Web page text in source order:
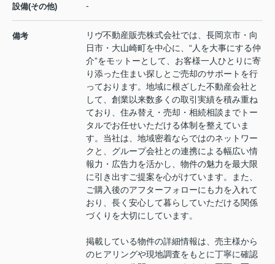
設備(その他) -
備考
リヴ不動産販売株式会社では、長岡京市・向
日市・大山崎町を中心に、“人を大事にする仲
介”をモットーとして、お客様一人ひとりに寄
り添った住まい探しとご売却のサポートを行
っております。地域に根ざした不動産会社と
して、創業以来数多くの取引実績を積み重ね
ており、住み替え・売却・相続相談までトー
タルでお任せいただける体制を整えていま
す。当社は、地域密着ならではのネットワー
クと、グループ会社との連携による幅広い情
報力・広告力を活かし、物件の魅力を最大限
に引き出すご提案を心がけています。また、
ご購入後のアフターフォローにも力を入れて
おり、長く安心して暮らしていただける関係
づくりを大切にしています。
掲載している物件の詳細情報は、売主様から
のヒアリングや現地調査をもとに丁寧に確認